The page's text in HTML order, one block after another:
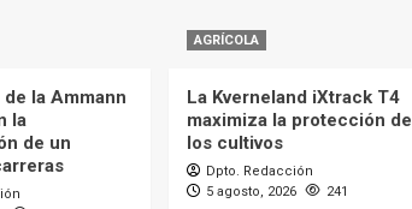
la Ammann
la
de un
AGRÍCOLA
La Kverneland iXtrack T4
maximiza la protección de
los cultivos
Dpto. Redacción
5 agosto, 2026
241